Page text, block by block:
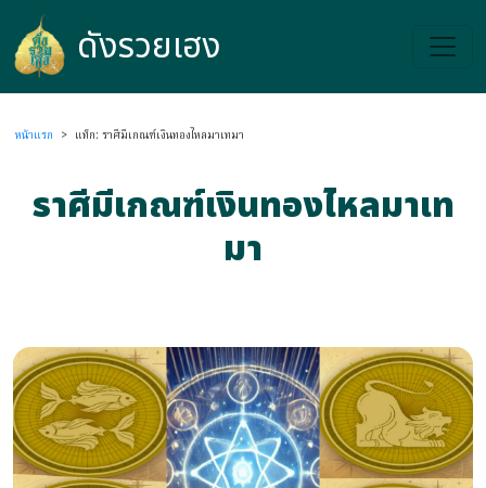
ดังรวยเฮง
ดังรวยเฮง
หน้าแรก > แท็ก: ราศีมีเกณฑ์เงินทองไหลมาเทมา
ราศีมีเกณฑ์เงินทองไหลมาเท
มา